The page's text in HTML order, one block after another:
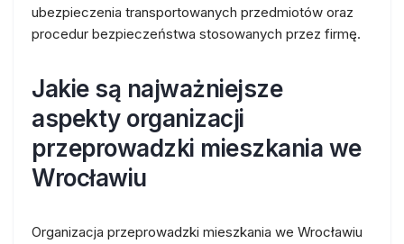
ubezpieczenia transportowanych przedmiotów oraz
procedur bezpieczeństwa stosowanych przez firmę.
Jakie są najważniejsze
aspekty organizacji
przeprowadzki mieszkania we
Wrocławiu
Organizacja przeprowadzki mieszkania we Wrocławiu